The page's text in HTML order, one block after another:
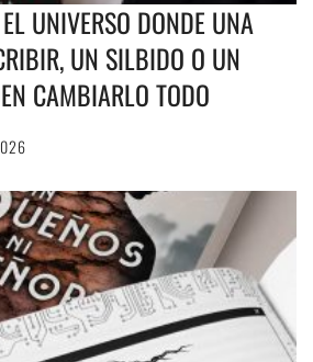
UNIVERSO DONDE UNA
UN SILBIDO O UN
CAMBIARLO TODO